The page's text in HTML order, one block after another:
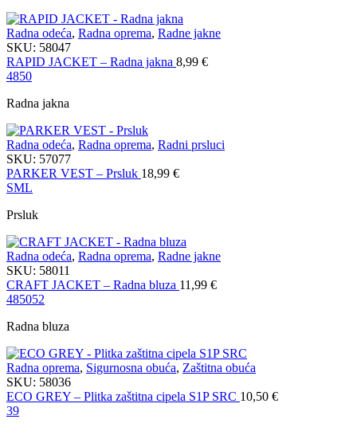
Radna odeća, Radna oprema, Radne jakne
SKU: 58047
RAPID JACKET – Radna jakna 8,99 €
4850
Radna jakna
Radna odeća, Radna oprema, Radni prsluci
SKU: 57077
PARKER VEST – Prsluk 18,99 €
SML
Prsluk
Radna odeća, Radna oprema, Radne jakne
SKU: 58011
CRAFT JACKET – Radna bluza 11,99 €
485052
Radna bluza
Radna oprema, Sigurnosna obuća, Zaštitna obuća
SKU: 58036
ECO GREY – Plitka zaštitna cipela S1P SRC 10,50 €
39